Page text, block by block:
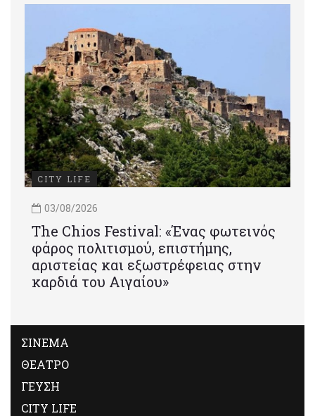
CITY LIFE
03/08/2026
Τhe Chios Festival: «Ένας φωτεινός
φάρος πολιτισμού, επιστήμης,
αριστείας και εξωστρέφειας στην
καρδιά του Αιγαίου»
ΣΙΝΕΜΑ
ΘΕΑΤΡΟ
ΓΕΥΣΗ
CITY LIFE